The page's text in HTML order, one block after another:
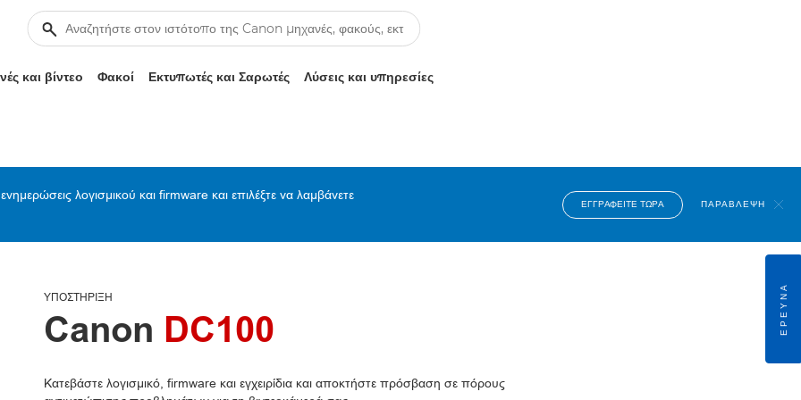
και βίντεο Φακοί Εκτυπωτές και Σαρωτές Λύσεις και υπηρεσίες
λογισμικού και firmware και επιλέξτε να λαμβάνετε
ΕΓΓΡΑΦΕΊΤΕ ΤΏΡΑ ΠΑΡΆΒΛΕΨΗ
ΥΠΟΣΤΉΡΙΞΗ
Canon DC100
Κατεβάστε λογισμικό, firmware και εγχειρίδια και αποκτήστε πρόσβαση σε πόρους
ΈΡΕΥΝΑ